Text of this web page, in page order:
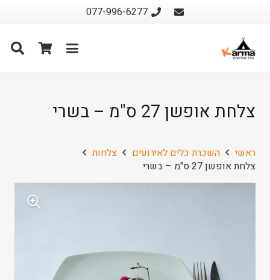
077-996-6277
צלחת אופשן 27 ס"מ – בשרי
ראשי השכרת כלים לאירועים
צלחות
צלחת אופשן 27 ס"מ – בשרי